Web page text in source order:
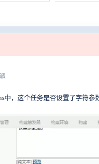
中，这个任务是否设置了字符